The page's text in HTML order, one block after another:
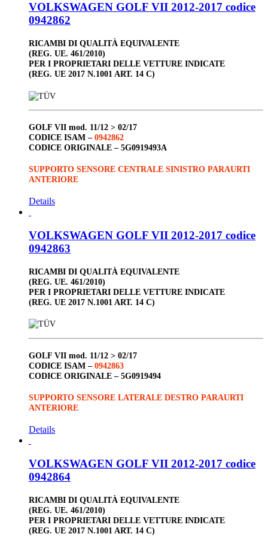
VOLKSWAGEN GOLF VII 2012-2017 codice
0942862
RICAMBI DI QUALITÀ EQUIVALENTE
(REG. UE. 461/2010)
PER I PROPRIETARI DELLE VETTURE INDICATE
(REG. UE 2017 N.1001 ART. 14 C)
GOLF VII mod. 11/12 > 02/17
CODICE ISAM – 0942862
CODICE ORIGINALE – 5G0919493A
SUPPORTO SENSORE CENTRALE SINISTRO PARAURTI
ANTERIORE
Details
VOLKSWAGEN GOLF VII 2012-2017 codice
0942863
RICAMBI DI QUALITÀ EQUIVALENTE
(REG. UE. 461/2010)
PER I PROPRIETARI DELLE VETTURE INDICATE
(REG. UE 2017 N.1001 ART. 14 C)
GOLF VII mod. 11/12 > 02/17
CODICE ISAM – 0942863
CODICE ORIGINALE – 5G0919494
SUPPORTO SENSORE LATERALE DESTRO PARAURTI
ANTERIORE
Details
VOLKSWAGEN GOLF VII 2012-2017 codice
0942864
RICAMBI DI QUALITÀ EQUIVALENTE
(REG. UE. 461/2010)
PER I PROPRIETARI DELLE VETTURE INDICATE
(REG. UE 2017 N.1001 ART. 14 C)